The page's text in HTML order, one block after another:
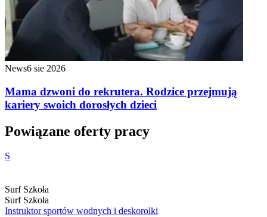
News6 sie 2026
Mama dzwoni do rekrutera. Rodzice przejmują
kariery swoich dorosłych dzieci
Powiązane oferty pracy
S
Surf Szkoła
Surf Szkoła
Instruktor sportów wodnych i deskorolki